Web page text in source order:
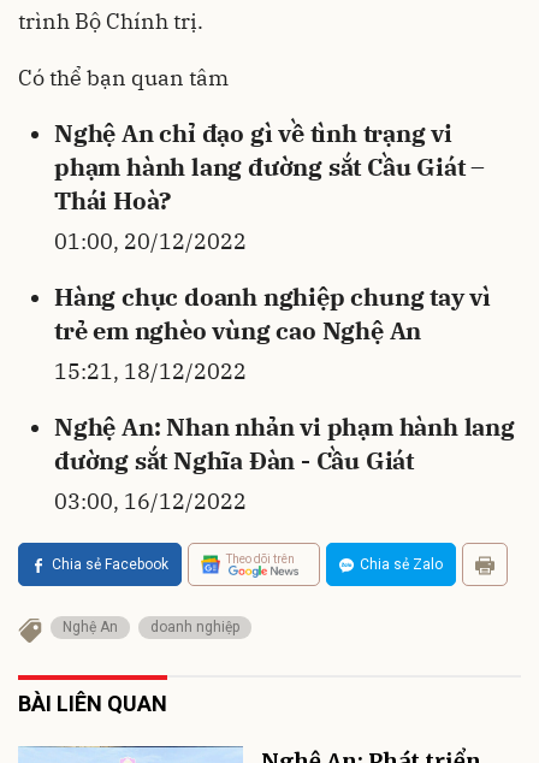
trình Bộ Chính trị.
Có thể bạn quan tâm
Nghệ An chỉ đạo gì về tình trạng vi
phạm hành lang đường sắt Cầu Giát –
Thái Hoà?
01:00, 20/12/2022
Hàng chục doanh nghiệp chung tay vì
trẻ em nghèo vùng cao Nghệ An
15:21, 18/12/2022
Nghệ An: Nhan nhản vi phạm hành lang
đường sắt Nghĩa Đàn - Cầu Giát
03:00, 16/12/2022
Chia sẻ Facebook Theo dõi trên Chia sẻ Zalo
Nghệ An doanh nghiệp
BÀI LIÊN QUAN